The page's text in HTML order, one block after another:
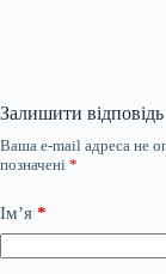
Залишити відповідь
Ваша e-mail адреса не
позначені *
Ім’я *